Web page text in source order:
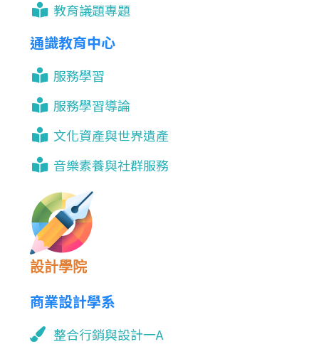
教育議題專題
通識教育中心
服務學習
服務學習導論
文化資產與世界遺產
音樂素養與社群服務
設計學院
商業設計學系
整合行銷與設計一A